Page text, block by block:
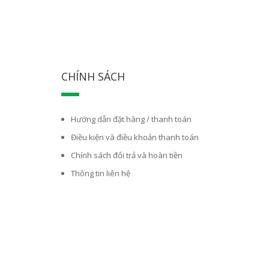
CHÍNH SÁCH
Hướng dẫn đặt hàng / thanh toán
Điều kiện và điều khoản thanh toán
Chính sách đổi trả và hoàn tiền
Thông tin liên hệ